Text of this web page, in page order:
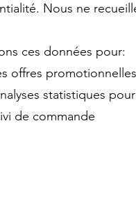
Nous ne
ces données pour:
offres
statistiques
de commande